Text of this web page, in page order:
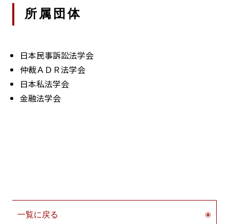
所属団体
日本民事訴訟法学会
仲裁ＡＤＲ法学会
日本私法学会
金融法学会
その他
中小企業再生支援全国本部アドバイザリーボード委員
研究助成選考委員（現在就任中のもの）
野村財団社会科学助成、全国銀行学術研究振興財団、司
法協会、倒産・再生法制研究奨励金論文
日本民事訴訟法学会理事長（2025年～現在）
主要著書・論文等
＜単著＞
一覧に戻る